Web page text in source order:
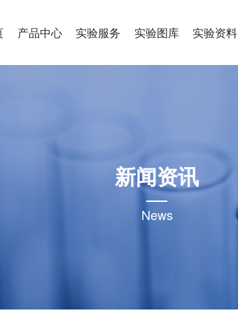
产品中心 实验服务 实验图库 实验资料
新闻资讯
News